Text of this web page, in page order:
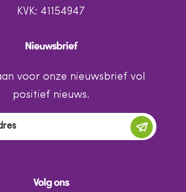
KVK: 41154947
Nieuwsbrief
voor onze nieuwsbrief vol
positief nieuws.
Volg ons